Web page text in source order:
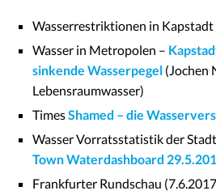
Wasserrestriktionen in Kapstadt
Wasser in Metropolen –
sinkende Wasserpegel (Jochen
Lebensraumwasser)
TimesShamed – die
Wasser Vorratsstatistik der
Town Waterdashboard
Frankfurter Rundschau